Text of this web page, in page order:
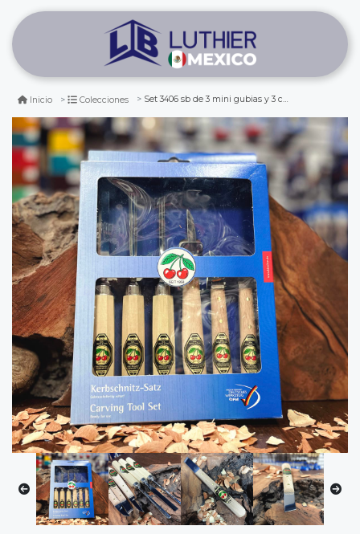
Inicio Colecciones Set 3406 sb de 3 mini gubias y 3 cuchillos two cherries para xilografia y tallado